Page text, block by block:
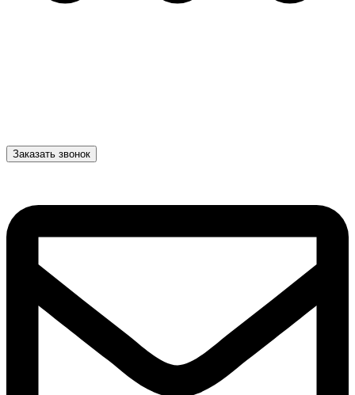
Заказать звонок